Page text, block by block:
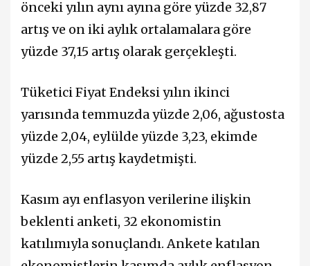
önceki yılın aynı ayına göre yüzde 32,87
artış ve on iki aylık ortalamalara göre
yüzde 37,15 artış olarak gerçekleşti.
Tüketici Fiyat Endeksi yılın ikinci
yarısında temmuzda yüzde 2,06, ağustosta
yüzde 2,04, eylülde yüzde 3,23, ekimde
yüzde 2,55 artış kaydetmişti.
Kasım ayı enflasyon verilerine ilişkin
beklenti anketi, 32 ekonomistin
katılımıyla sonuçlandı. Ankete katılan